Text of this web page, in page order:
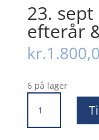
23.
efterår
kr.
6 på lager
sept
-